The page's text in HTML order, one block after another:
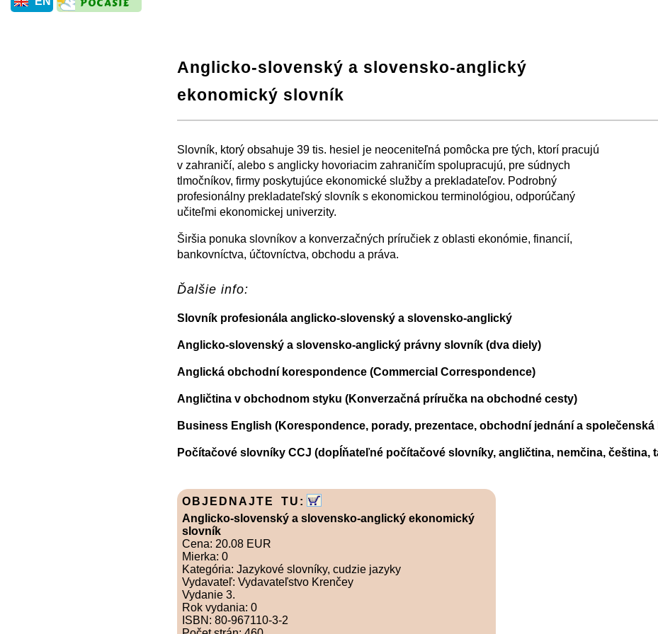
Anglicko-slovenský a slovensko-anglický
ekonomický slovník
+ − ⛶
Slovník, ktorý obsahuje 39 tis. hesiel je neoceniteľná pomôcka pre tých, ktorí pracujú
v zahraničí, alebo s anglicky hovoriacim zahraničím spolupracujú, pre súdnych
tlmočníkov, firmy poskytujúce ekonomické služby a prekladateľov. Podrobný
profesionálny prekladateľský slovník s ekonomickou terminológiou, odporúčaný
učiteľmi ekonomickej univerzity.
Širšia ponuka slovníkov a konverzačných príručiek z oblasti ekonómie, financií,
bankovníctva, účtovníctva, obchodu a práva.
Ďalšie info:
Slovník profesionála anglicko-slovenský a slovensko-anglický
Anglicko-slovenský a slovensko-anglický právny slovník (dva diely)
Anglická obchodní korespondence (Commercial Correspondence)
Angličtina v obchodnom styku (Konverzačná príručka na obchodné cesty)
Business English (Korespondence, porady, prezentace, obchodní jednání a společenská
Počítačové slovníky CCJ (dopĺňateľné počítačové slovníky, angličtina, nemčina, čeština,
OBJEDNAJTE TU:
Anglicko-slovenský a slovensko-anglický ekonomický
slovník
Cena: 20.08 EUR
Mierka: 0
Kategória: Jazykové slovníky, cudzie jazyky
Vydavateľ: Vydavateľstvo Krenčey
Vydanie 3.
Rok vydania: 0
ISBN: 80-967110-3-2